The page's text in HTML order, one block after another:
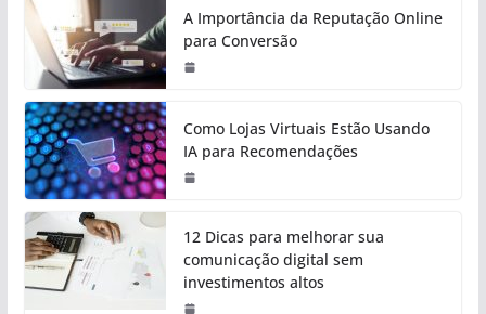
A Importância da Reputação Online
para Conversão
Como Lojas Virtuais Estão Usando
IA para Recomendações
12 Dicas para melhorar sua
comunicação digital sem
investimentos altos